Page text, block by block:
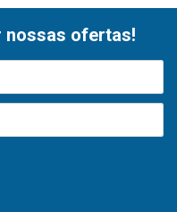
nossas ofertas!